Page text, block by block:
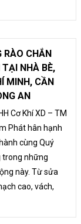
RÀO CHẮN
TẠI NHÀ BÈ,
MINH, CẦN
AN
Cơ Khí XD – TM
Phát hân hạnh
cùng Quý
trong những
này. Từ sửa
cao, vách,